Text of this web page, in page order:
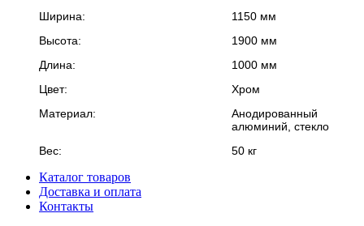
Ширина:
1150 мм
Высота:
1900 мм
Длина:
1000 мм
Цвет:
Хром
Материал:
Анодированный
алюминий, стекло
Вес:
50 кг
Каталог товаров
Доставка и оплата
Контакты